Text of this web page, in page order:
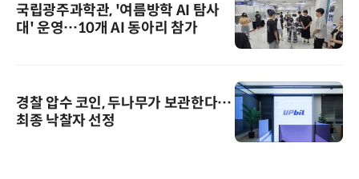
국립광주과학관, '여름방학 AI 탐사
대' 운영…10개 AI 동아리 참가
경찰 압수 코인, 두나무가 보관한다…
최종 낙찰자 선정